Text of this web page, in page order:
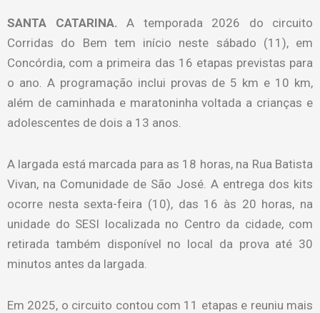
SANTA CATARINA. A temporada 2026 do circuito
Corridas do Bem tem início neste sábado (11), em
Concórdia, com a primeira das 16 etapas previstas para
o ano. A programação inclui provas de 5 km e 10 km,
além de caminhada e maratoninha voltada a crianças e
adolescentes de dois a 13 anos.
A largada está marcada para as 18 horas, na Rua Batista
Vivan, na Comunidade de São José. A entrega dos kits
ocorre nesta sexta-feira (10), das 16 às 20 horas, na
unidade do SESI localizada no Centro da cidade, com
retirada também disponível no local da prova até 30
minutos antes da largada.
Em 2025, o circuito contou com 11 etapas e reuniu mais